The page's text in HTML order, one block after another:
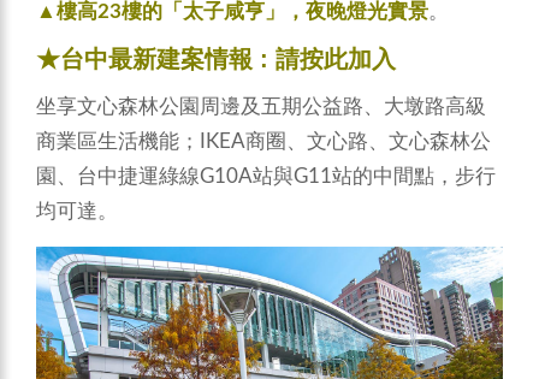
▲樓高23樓的「太子咸亨」，夜晚燈光實景。
★台中最新建案情報 : 請按此加入
坐享文心森林公園周邊及五期公益路、大墩路高級
商業區生活機能；IKEA商圈、文心路、文心森林公
園、台中捷運綠線G10A站與G11站的中間點，步行
均可達。